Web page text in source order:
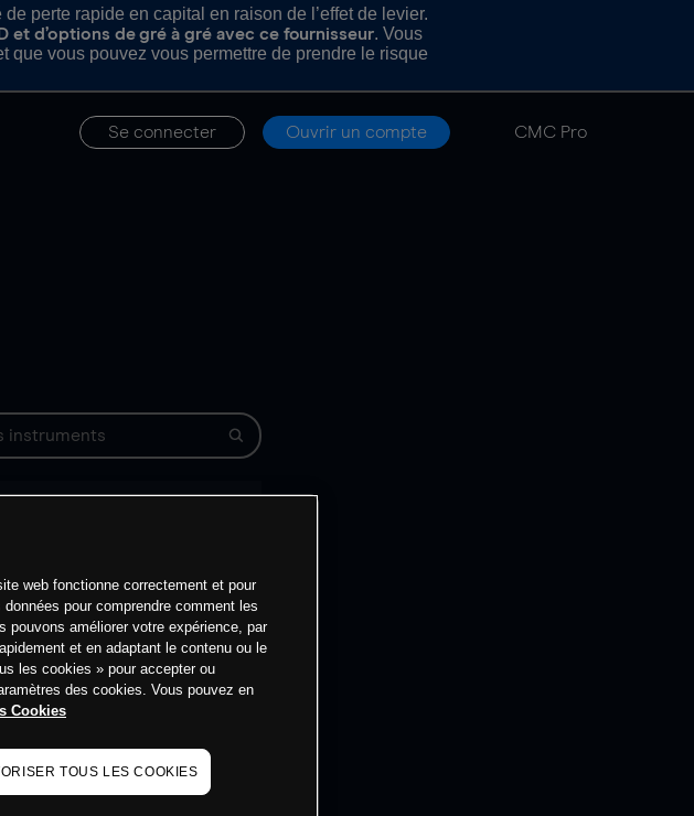
perte rapide en capital en raison de l’effet de levier.
et d’options de gré à gré avec ce fournisseur. Vous
vous pouvez vous permettre de prendre le risque
Se connecter Ouvrir un compte CMC Pro
web fonctionne correctement et pour
pour comprendre comment les
améliorer votre expérience, par
et en adaptant le contenu ou le
les cookies » pour accepter ou
des cookies. Vous pouvez en
Cookies
TOUS LES COOKIES